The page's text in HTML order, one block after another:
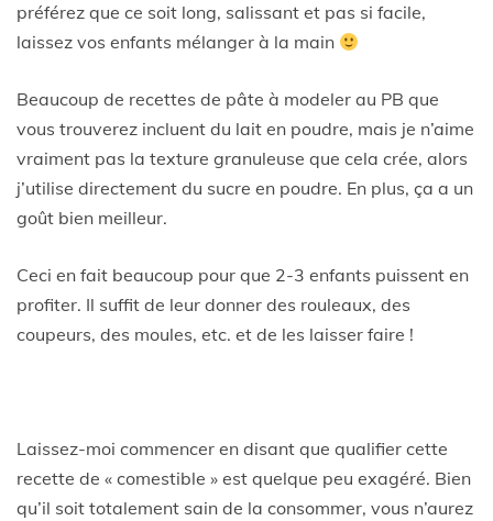
préférez que ce soit long, salissant et pas si facile,
laissez vos enfants mélanger à la main
Beaucoup de recettes de pâte à modeler au PB que
vous trouverez incluent du lait en poudre, mais je n’aime
vraiment pas la texture granuleuse que cela crée, alors
j’utilise directement du sucre en poudre. En plus, ça a un
goût bien meilleur.
Ceci en fait beaucoup pour que 2-3 enfants puissent en
profiter. Il suffit de leur donner des rouleaux, des
coupeurs, des moules, etc. et de les laisser faire !
Laissez-moi commencer en disant que qualifier cette
recette de « comestible » est quelque peu exagéré. Bien
qu’il soit totalement sain de la consommer, vous n’aurez